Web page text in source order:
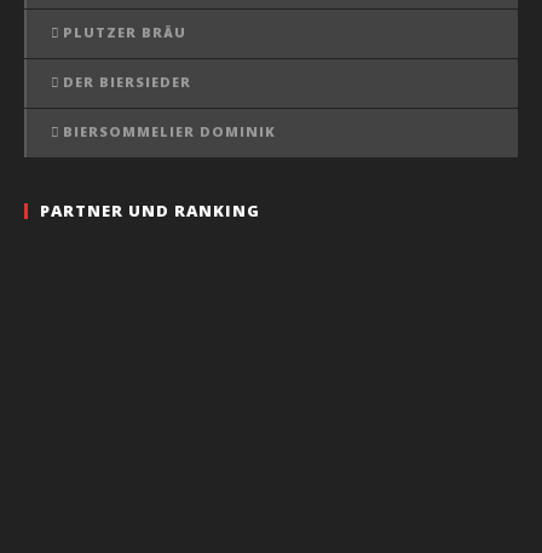
PLUTZER BRÄU
DER BIERSIEDER
BIERSOMMELIER DOMINIK
PARTNER UND RANKING